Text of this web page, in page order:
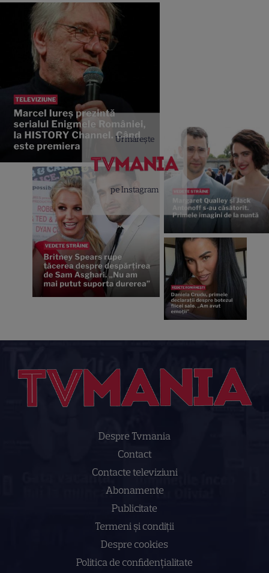
Urmărește
pe Instagram
Despre Tvmania
Contact
Contacte televiziuni
Abonamente
Publicitate
Termeni și condiții
Despre cookies
Politica de confidenţialitate